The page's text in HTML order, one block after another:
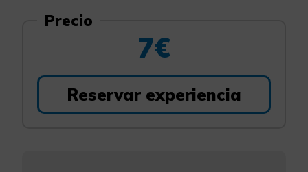
Precio
7€
Reservar experiencia